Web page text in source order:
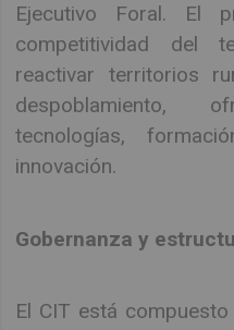
Ejecutivo Foral. El
competitividad del
reactivar territorios
despoblamiento,
tecnologías,
innovación.
Gobernanza y
El CIT está